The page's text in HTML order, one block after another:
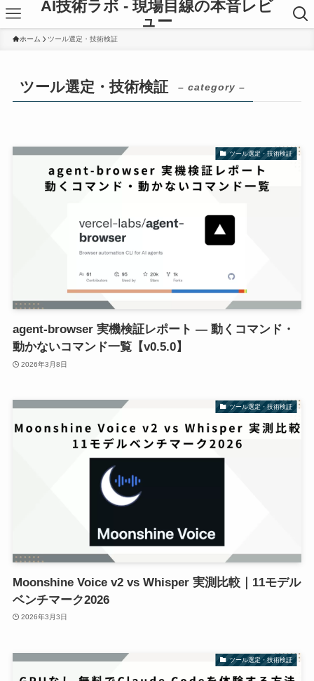
AI技術ラボ - 現場目線の本音レビ
ュー
ホーム ツール選定・技術検証
ツール選定・技術検証 – category –
ツール選定・技術検証
agent-browser 実機検証レポート — 動くコマンド・
動かないコマンド一覧【v0.5.0】
2026年3月8日
ツール選定・技術検証
Moonshine Voice v2 vs Whisper 実測比較｜11モデル
ベンチマーク2026
2026年3月3日
ツール選定・技術検証